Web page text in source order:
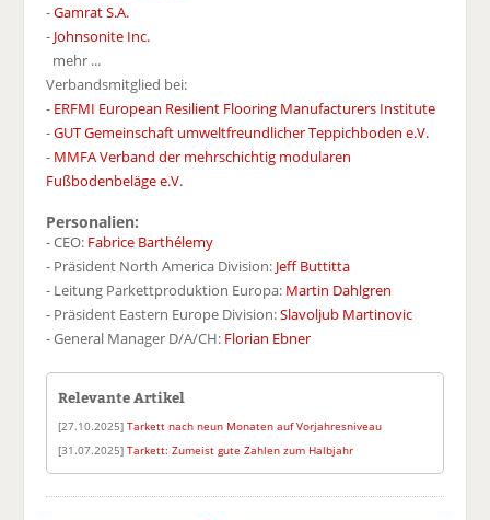
-Gamrat S.A.
- Johnsonite Inc.
mehr ...
Verbandsmitglied bei:
- ERFMI European Resilient Flooring Manufacturers Institute
-GUT Gemeinschaft umweltfreundlicher Teppichboden e.V.
- MMFA Verband der mehrschichtig modularen
Fußbodenbeläge e.V.
Personalien:
- CEO: Fabrice Barthélemy
- Präsident North America Division: Jeff Buttitta
- Leitung Parkettproduktion Europa: Martin Dahlgren
- Präsident Eastern Europe Division:Slavoljub Martinovic
- General Manager D/A/CH: Florian Ebner
Relevante Artikel
[27.10.2025]Tarkett nach neun Monaten auf Vorjahresniveau
[31.07.2025]Tarkett: Zumeist gute Zahlen zum Halbjahr